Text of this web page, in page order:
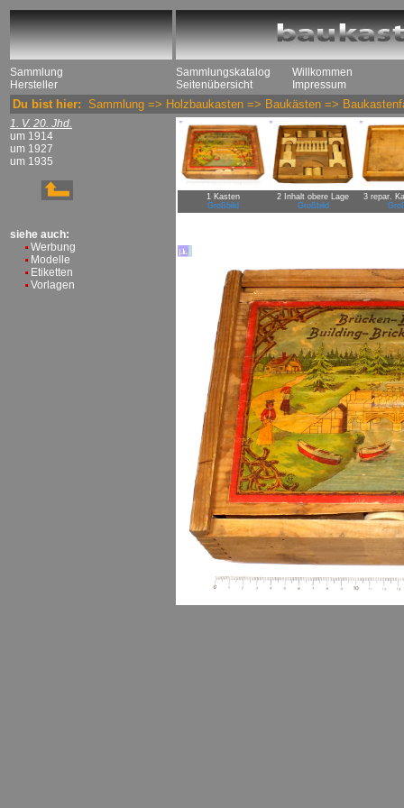
Sammlung
Hersteller
Sammlungskatalog
Seitenübersicht
Willkommen
Impressum
Du bist hier: Sammlung => Holzbaukasten => Baukästen =>
1. V. 20. Jhd.
um 1914
um 1927
um 1935
siehe auch:
Werbung
Modelle
Etiketten
Vorlagen
1 Kasten
Großbild
2 Inhalt obere Lage
Großbild
3 repar.